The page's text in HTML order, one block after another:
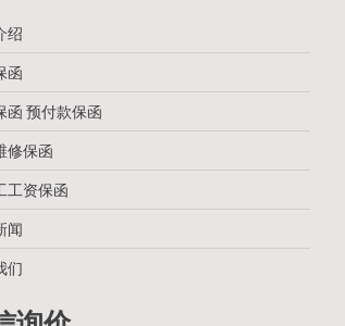
绍
函
函 预付款保函
修保函
工资保函
闻
们